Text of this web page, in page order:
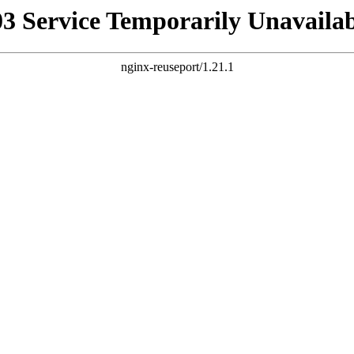
Service Temporarily
nginx-reuseport/1.21.1